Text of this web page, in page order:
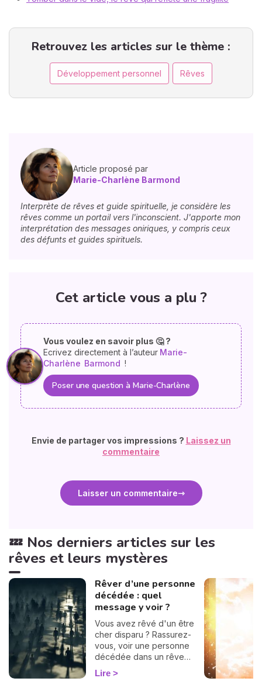
Retrouvez les articles sur le thème :
Développement personnel Rêves
Article proposé par
Marie-Charlène Barmond
Interprète de rêves et guide spirituelle, je considère les
rêves comme un portail vers l'inconscient. J'apporte mon
interprétation des messages oniriques, y compris ceux
des défunts et guides spirituels.
Cet article vous a plu ?
Vous voulez en savoir plus 🤔 ?
Ecrivez directement à l’auteur Marie-
Charlène Barmond !
Poser une question à Marie-Charlène
Envie de partager vos impressions ? Laissez un
commentaire
Laisser un commentaire
💤 Nos derniers articles sur les
rêves et leurs mystères
Rêver d’une personne
décédée : quel
message y voir ?
Vous avez rêvé d'un être
cher disparu ? Rassurez-
vous, voir une personne
décédée dans un rêve
n’annonce en aucun cas
votre propre décès. Ces
Lire